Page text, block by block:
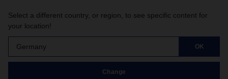
Select a different country, or region, to see specific content for
your location!
Germany OK
Change